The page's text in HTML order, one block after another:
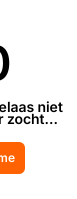
niet
zocht...